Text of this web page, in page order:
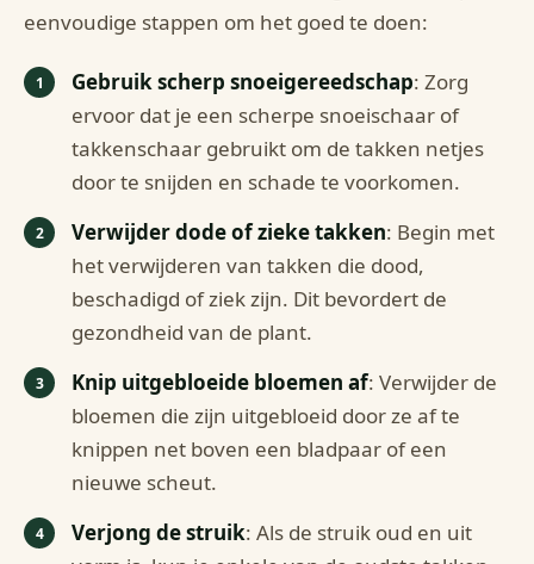
eenvoudige stappen om het goed te doen:
Gebruik scherp snoeigereedschap: Zorg
ervoor dat je een scherpe snoeischaar of
takkenschaar gebruikt om de takken netjes
door te snijden en schade te voorkomen.
Verwijder dode of zieke takken: Begin met
het verwijderen van takken die dood,
beschadigd of ziek zijn. Dit bevordert de
gezondheid van de plant.
Knip uitgebloeide bloemen af: Verwijder de
bloemen die zijn uitgebloeid door ze af te
knippen net boven een bladpaar of een
nieuwe scheut.
Verjong de struik: Als de struik oud en uit